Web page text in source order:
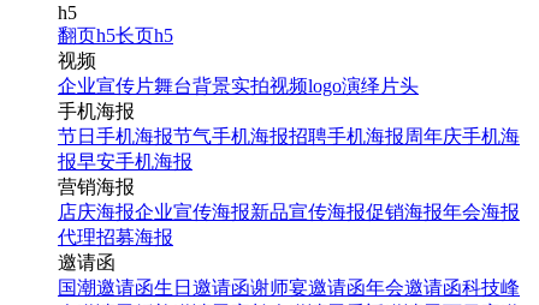
h5
翻页h5长页h5
视频
企业宣传片舞台背景实拍视频logo演绎 片头
手机海报
节日手机海报节气手机海报招聘手机海报周年庆手机海
报早安手机海报
营销海报
店庆海报企业宣传海报新品宣传海报促销海报年会海报
代理招募海报
邀请函
国潮邀请函生日邀请函谢师宴邀请函年会邀请函科技峰